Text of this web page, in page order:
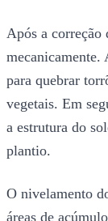
Após a correção
mecanicamente.
para quebrar
vegetais. Em
a estrutura do
plantio.
O nivelamento
áreas de